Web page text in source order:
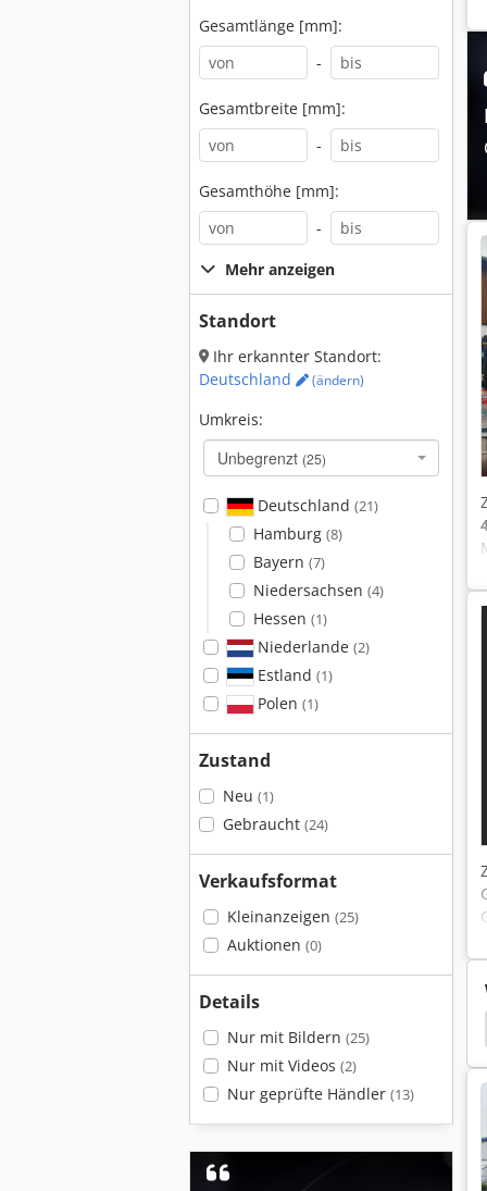
Gesamtlänge [mm]:
-
Gesamtbreite [mm]:
-
Gesamthöhe [mm]:
-
Mehr anzeigen
Standort
Ihr erkannter Standort:
Deutschland
(ändern)
Umkreis:
Unbegrenzt (25)
Deutschland (21)
Hamburg (8)
Bayern (7)
Niedersachsen (4)
Hessen (1)
Niederlande (2)
Estland (1)
Polen (1)
Zustand
Neu (1)
Gebraucht (24)
Verkaufsformat
Kleinanzeigen (25)
Auktionen (0)
Details
Nur mit Bildern (25)
Nur mit Videos (2)
Nur geprüfte Händler (13)
Treibgasstapler Schwerlaststapler